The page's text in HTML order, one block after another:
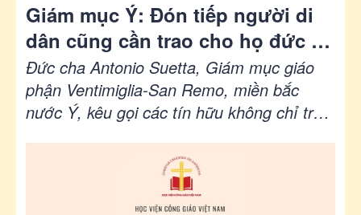
Giám mục Ý: Đón tiếp người di
dân cũng cần trao cho họ đức tin
và Tin Mừng
Đức cha Antonio Suetta, Giám mục giáo
phận Ventimiglia-San Remo, miền bắc
nước Ý, kêu gọi các tín hữu không chỉ trợ
trao ban điều quý giá nhất là đức tin và Tin
Mừng. Ngài nhấn mạnh rằng bác ái Kitô
giáo sẽ chưa trọn vẹn nếu im lặng về Chúa